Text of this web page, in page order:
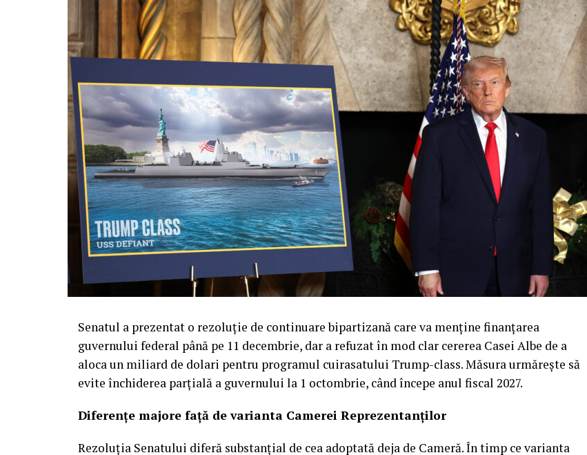
Senatul a prezentat o rezoluție de continuare bipartizană care va menține finanțarea
guvernului federal până pe 11 decembrie, dar a refuzat în mod clar cererea Casei Albe de a
aloca un miliard de dolari pentru programul cuirasatului Trump-class. Măsura urmărește să
evite închiderea parțială a guvernului la 1 octombrie, când începe anul fiscal 2027.
Diferențe majore față de varianta Camerei Reprezentanților
Rezoluția Senatului diferă substanțial de cea adoptată deja de Cameră. În timp ce varianta